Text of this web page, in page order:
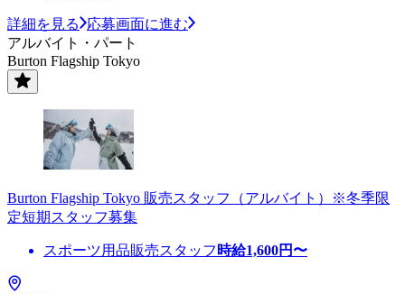
詳細を見る
応募画面に進む
アルバイト・パート
Burton Flagship Tokyo
Burton Flagship Tokyo 販売スタッフ（アルバイト）※冬季限
定短期スタッフ募集
スポーツ用品販売スタッフ 時給1,600円〜